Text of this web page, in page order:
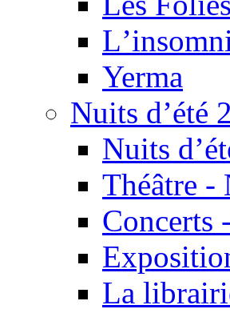
Yerma
Nuits d’été
Nuits
Théâtre -
Concerts
La